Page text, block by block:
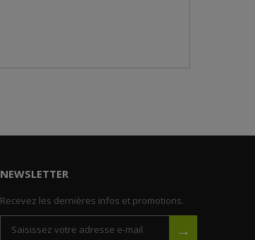
NEWSLETTER
Recevez les dernières infos et promotions.
→